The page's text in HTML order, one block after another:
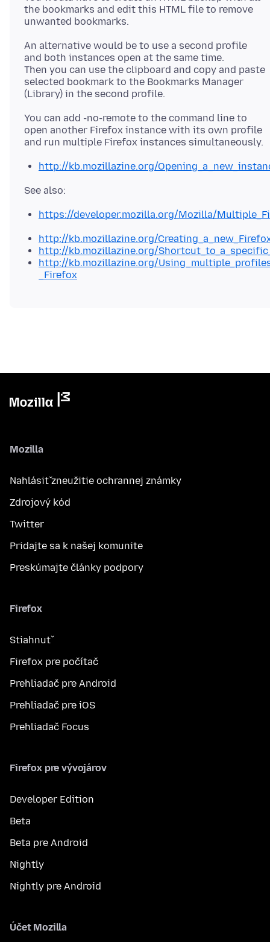
the bookmarks and edit this HTML file to remove
An alternative would be to use a second profile
and both instances open at the same time.
Then you can use the clipboard and copy and paste
selected bookmark to the Bookmarks Manager
You can add -no-remote to the command line to
open another Firefox instance with its own profile
http://kb.mozillazine.org/
https://developer.mozilla.org/Mozilla/
http://kb.mozillazine.org/
http://kb.mozillazine.org/
http://kb.mozillazine.org/
_Firefox
Mozilla
Nahlásiť zneužitie ochrannej známky
Zdrojový kód
Twitter
Pridajte sa k našej komunite
Preskúmajte články podpory
Firefox
Stiahnuť
Firefox pre počítač
Prehliadač pre Android
Prehliadač pre iOS
Prehliadač Focus
Firefox pre vývojárov
Developer Edition
Beta
Beta pre Android
Nightly
Nightly pre Android
Účet Mozilla